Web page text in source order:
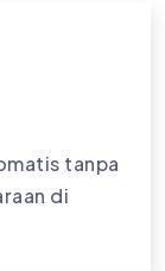
tanpa
di